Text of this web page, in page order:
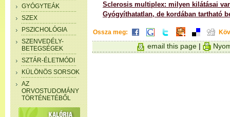
GYÓGYTEÁK
SZEX
PSZICHOLÓGIA
SZENVEDÉLY-
BETEGSÉGEK
SZTÁR-ÉLETMÓDI
KÜLÖNÖS SORSOK
AZ
ORVOSTUDOMÁNY
TÖRTÉNETÉBŐL
Sclerosis multiplex: milyen kilátásai
Gyógyíthatatlan, de kordában tartható
Ossza meg:
email this page |